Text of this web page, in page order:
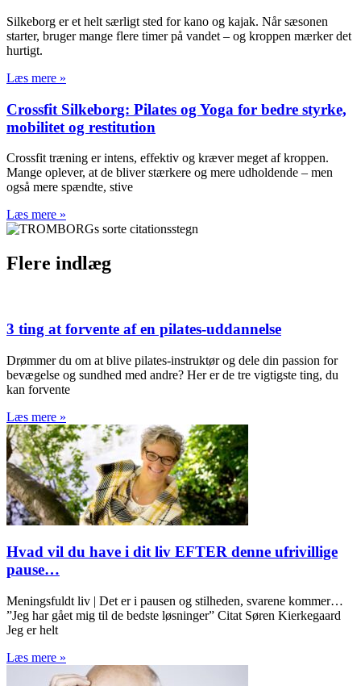
Silkeborg er et helt særligt sted for kano og kajak. Når sæsonen
starter, bruger mange flere timer på vandet – og kroppen mærker det
hurtigt.
Læs mere »
Crossfit Silkeborg: Pilates og Yoga for bedre styrke,
mobilitet og restitution
Crossfit træning er intens, effektiv og kræver meget af kroppen.
Mange oplever, at de bliver stærkere og mere udholdende – men
også mere spændte, stive
Læs mere »
Flere indlæg
3 ting at forvente af en pilates-uddannelse
Drømmer du om at blive pilates-instruktør og dele din passion for
bevægelse og sundhed med andre? Her er de tre vigtigste ting, du
kan forvente
Læs mere »
Hvad vil du have i dit liv EFTER denne ufrivillige
pause…⁣
Meningsfuldt liv | Det er i pausen og stilheden, svarene kommer…
”Jeg har gået mig til de bedste løsninger” Citat Søren Kierkegaard
Jeg er helt
Læs mere »